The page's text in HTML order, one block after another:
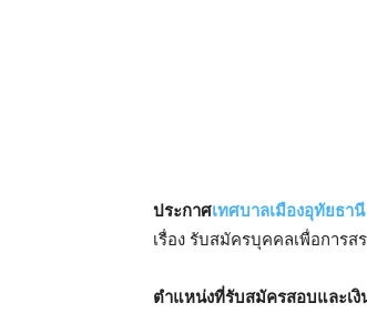
ประกาศเทศบาลเมืองอุทัยธานี
เรื่อง รับสมัครบุคคลเพื่อการส
ตําแหน่งที่รับสมัครสอบและเงิ